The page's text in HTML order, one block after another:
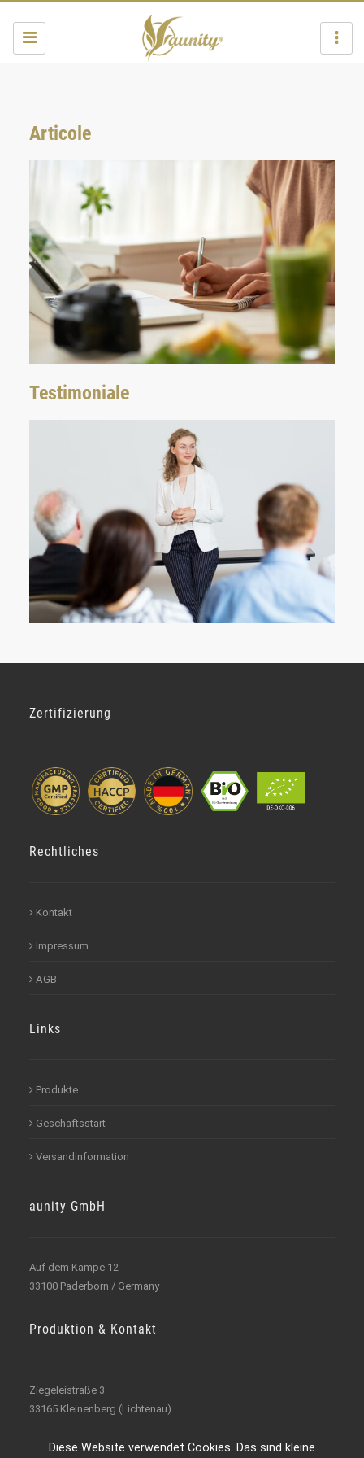
Articole
Testimoniale
Zertifizierung
Rechtliches
Kontakt
Impressum
AGB
Links
Produkte
Geschäftsstart
Versandinformation
aunity GmbH
Auf dem Kampe 12
33100 Paderborn / Germany
Produktion & Kontakt
Ziegeleistraße 3
33165 Kleinenberg (Lichtenau)
+49 (0) 5647 / 946 99 54
Diese Website verwendet Cookies. Das sind kleine